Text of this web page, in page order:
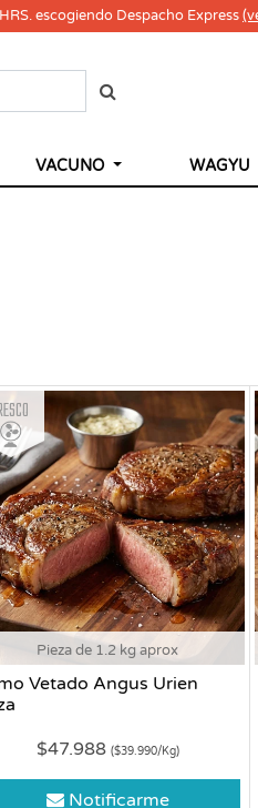
escogiendo Despacho Express
VACUNO WAGYU
Pieza de 1.2 kg aprox
Vetado Angus Urien
$47.988 ($39.990/Kg)
Notificarme